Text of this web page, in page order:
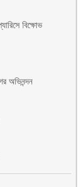
বিক্ষোভ
অভিনন্দন